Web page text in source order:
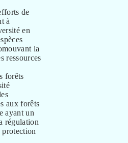
de
à
en
la
ressources
forêts
aux forêts
ayant un
régulation
protection